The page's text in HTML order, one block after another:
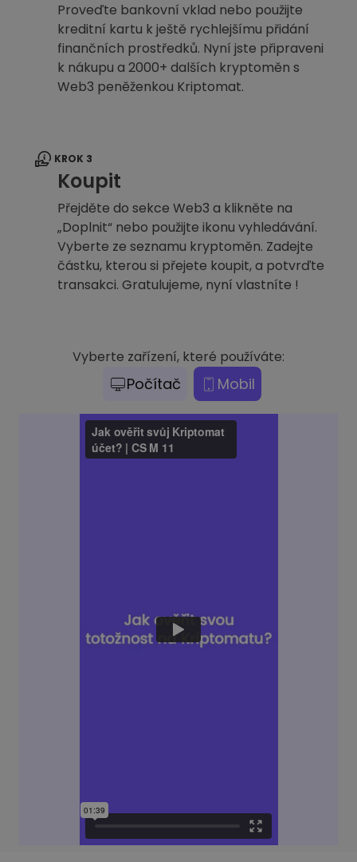
Proveďte bankovní vklad nebo použijte
kreditní kartu k ještě rychlejšímu přidání
finančních prostředků. Nyní jste připraveni
k nákupu a 2000+ dalších kryptoměn s
Web3 peněženkou Kriptomat.
KROK 3
Koupit
Přejděte do sekce Web3 a klikněte na
„Doplnit“ nebo použijte ikonu vyhledávání.
Vyberte ze seznamu kryptoměn. Zadejte
částku, kterou si přejete koupit, a potvrďte
transakci. Gratulujeme, nyní vlastníte !
Vyberte zařízení, které používáte:
Počítač Mobil